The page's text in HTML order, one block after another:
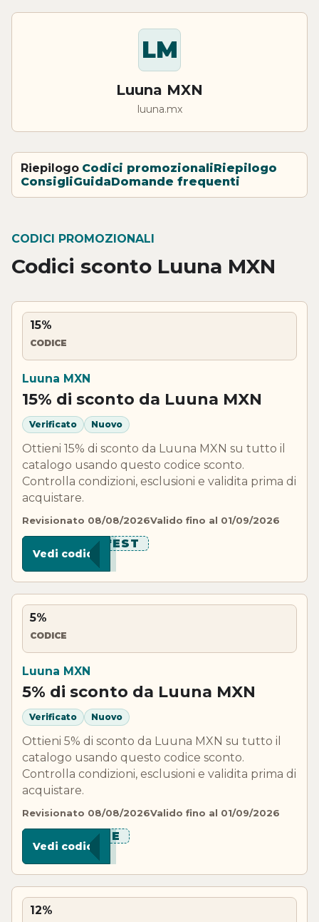
LM
Luuna MXN
luuna.mx
Riepilogo Codici promozionaliRiepilogo
ConsigliGuidaDomande frequenti
CODICI PROMOZIONALI
Codici sconto Luuna MXN
15%
CODICE
Luuna MXN
15% di sconto da Luuna MXN
Verificato Nuovo
Ottieni 15% di sconto da Luuna MXN su tutto il
catalogo usando questo codice sconto.
Controlla condizioni, esclusioni e validita prima di
acquistare.
Revisionato 08/08/2026Valido fino al 01/09/2026
******EST
Vedi codice
5%
CODICE
Luuna MXN
5% di sconto da Luuna MXN
Verificato Nuovo
Ottieni 5% di sconto da Luuna MXN su tutto il
catalogo usando questo codice sconto.
Controlla condizioni, esclusioni e validita prima di
acquistare.
Revisionato 08/08/2026Valido fino al 01/09/2026
***LUE
Vedi codice
12%